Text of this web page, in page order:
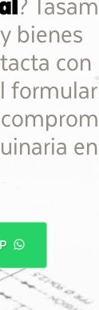
?
bienes
con
en